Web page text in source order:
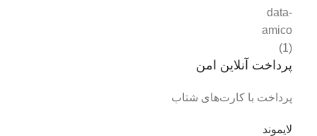
پرداخت آنلاین امن
پرداخت با کارت‌های شتاب
لایموند